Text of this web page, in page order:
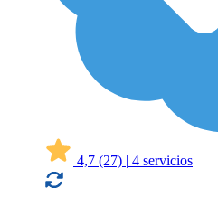
4,7 (27) | 4 servicios